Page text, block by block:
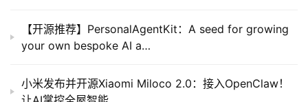
架
报
【开源推荐】PersonalAgentKit：A seed for growing
your own bespoke AI a…
小米发布并开源Xiaomi Miloco 2.0：接入OpenClaw！